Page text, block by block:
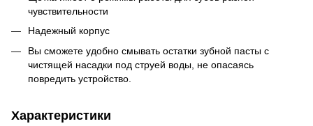
чувствительности
Надежный корпус
Вы сможете удобно смывать остатки зубной пасты с
чистящей насадки под струей воды, не опасаясь
повредить устройство.
Характеристики